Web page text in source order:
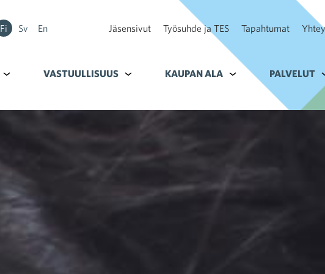
Fi Sv En Jäsensivut Työsuhde ja TES Tapahtumat
Alavalikko kohteelle Tavoitteet
VASTUULLISUUS Alavalikko kohteelle Vastuullisuus
KAUPAN ALA Alavalikko kohteelle
PALVELUT